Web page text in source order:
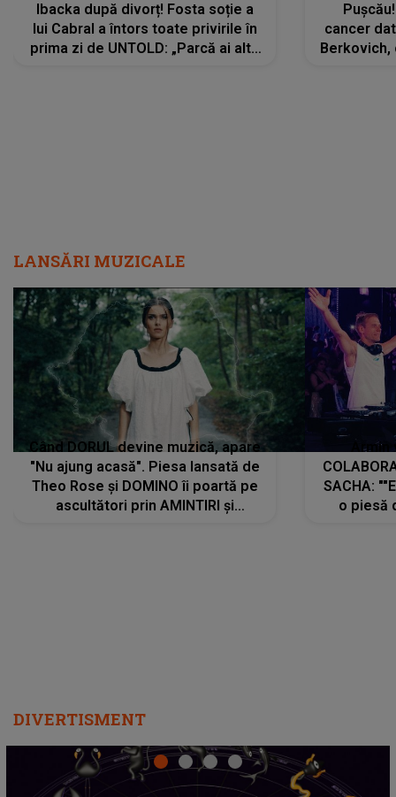
Ibacka după divorț! Fosta soție a
lui Cabral a întors toate privirile în
prima zi de UNTOLD: „Parcă ai altă
cancer
Berkovich,
LANSĂRI MUZICALE
Când DORUL devine muzică, apare
"Nu ajung acasă". Piesa lansată de
Theo Rose și DOMINO îi poartă pe
ascultători prin AMINTIRI și
SACHA:
o piesă
DIVERTISMENT